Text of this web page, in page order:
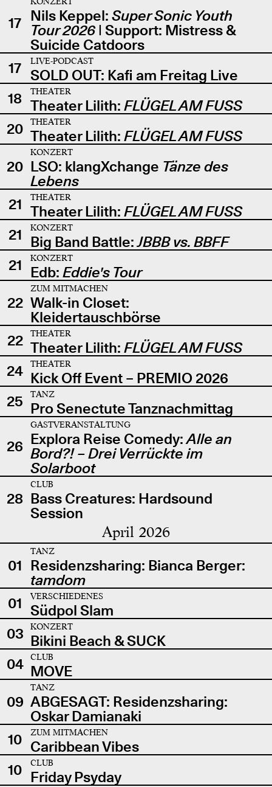
17 Nils Keppel: Super Sonic Youth
Tour 2026| Support: Mistress &
Suicide Catdoors
17
LIVE-PODCAST
SOLD OUT: Kafi am Freitag Live
18
THEATER
Theater Lilith: FLÜGEL AM FUSS
20
THEATER
Theater Lilith: FLÜGEL AM FUSS
20
KONZERT
LSO: klangXchange Tänze des
Lebens
21
THEATER
Theater Lilith: FLÜGEL AM FUSS
21
KONZERT
Big Band Battle:JBBB vs. BBFF
21
KONZERT
Edb: Eddie's Tour
22
ZUM MITMACHEN
Walk-in Closet:
Kleidertauschbörse
22
THEATER
Theater Lilith: FLÜGEL AM FUSS
24
THEATER
Kick Off Event – PREMIO 2026
25
TANZ
Pro Senectute Tanznachmittag
26
GASTVERANSTALTUNG
Explora Reise Comedy:Alle an
Bord?! – Drei Verrückte im
Solarboot
28
CLUB
Bass Creatures: Hardsound
Session
April 2026
01
TANZ
Residenzsharing: Bianca Berger:
tamdom
01
VERSCHIEDENES
Südpol Slam
03
KONZERT
Bikini Beach & SUCK
04
CLUB
MOVE
09
TANZ
ABGESAGT: Residenzsharing:
Oskar Damianaki
10
ZUM MITMACHEN
Caribbean Vibes
10
CLUB
Friday Psyday